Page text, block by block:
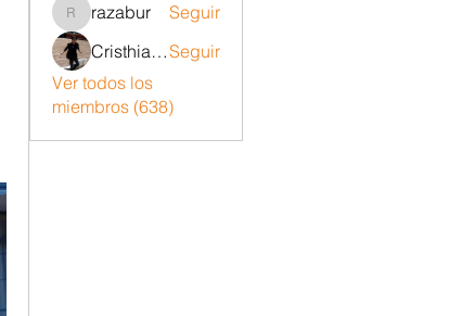
razabur
razabur
Seguir
Cristhian Belito MoranSeguir
Ver todos los
miembros (638)